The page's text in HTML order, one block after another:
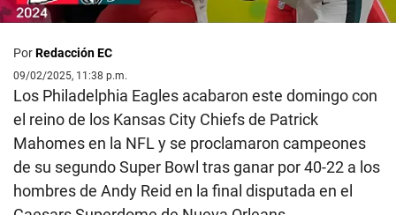
PorRedacción EC
09/02/2025, 11:38 p.m.
Los Philadelphia Eagles acabaron este domingo con
el reino de los Kansas City Chiefs de Patrick
Mahomes en la NFL y se proclamaron campeones
de su segundo Super Bowl tras ganar por 40-22 a los
hombres de Andy Reid en la final disputada en el